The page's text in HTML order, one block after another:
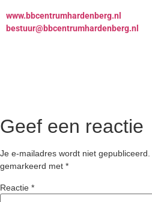
www.bbcentrumhardenberg.nl
bestuur@bbcentrumhardenberg.nl
Geef een reactie
Je e-mailadres wordt niet gepubliceerd.
gemarkeerd met *
Reactie *